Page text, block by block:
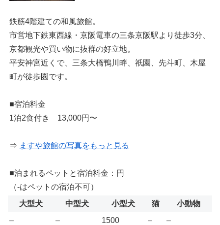
鉄筋4階建ての和風旅館。
市営地下鉄東西線・京阪電車の三条京阪駅より徒歩3分、
京都観光や買い物に抜群の好立地。
平安神宮近くで、三条大橋鴨川畔、祇園、先斗町、木屋
町が徒歩圏です。
■宿泊料金
1泊2食付き 13,000円〜
⇒ ますや旅館の写真をもっと見る
■泊まれるペットと宿泊料金：円
（-はペットの宿泊不可）
大型犬
中型犬 小型犬 猫
小動物
–
– 1500 – –